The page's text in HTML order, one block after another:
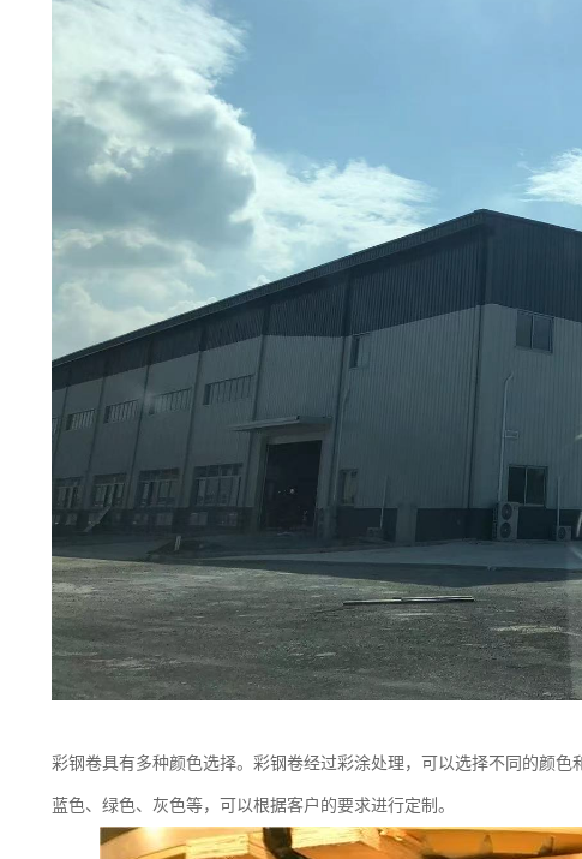
彩钢卷具有多种颜色选择。彩钢卷经过彩涂处理，可以选择不同的颜色
蓝色、绿色、灰色等，可以根据客户的要求进行定制。